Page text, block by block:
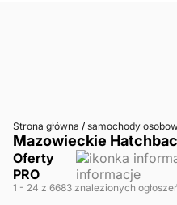
Strona główna / samochody
Mazowieckie
Oferty
PRO
1 - 24 z 6683 znalezionych